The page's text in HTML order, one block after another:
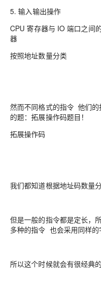
5. 输入输出操作
CPU 寄存器与 IO 端口之间
器
按照地址数量分类
然而不同格式的指令 他们
的题：拓展操作码题目！
拓展操作码
我们都知道根据地址码数量
但是一般的指令都是定长，
多种的指令 也会采用同样
所以这个时候就会有很经典的